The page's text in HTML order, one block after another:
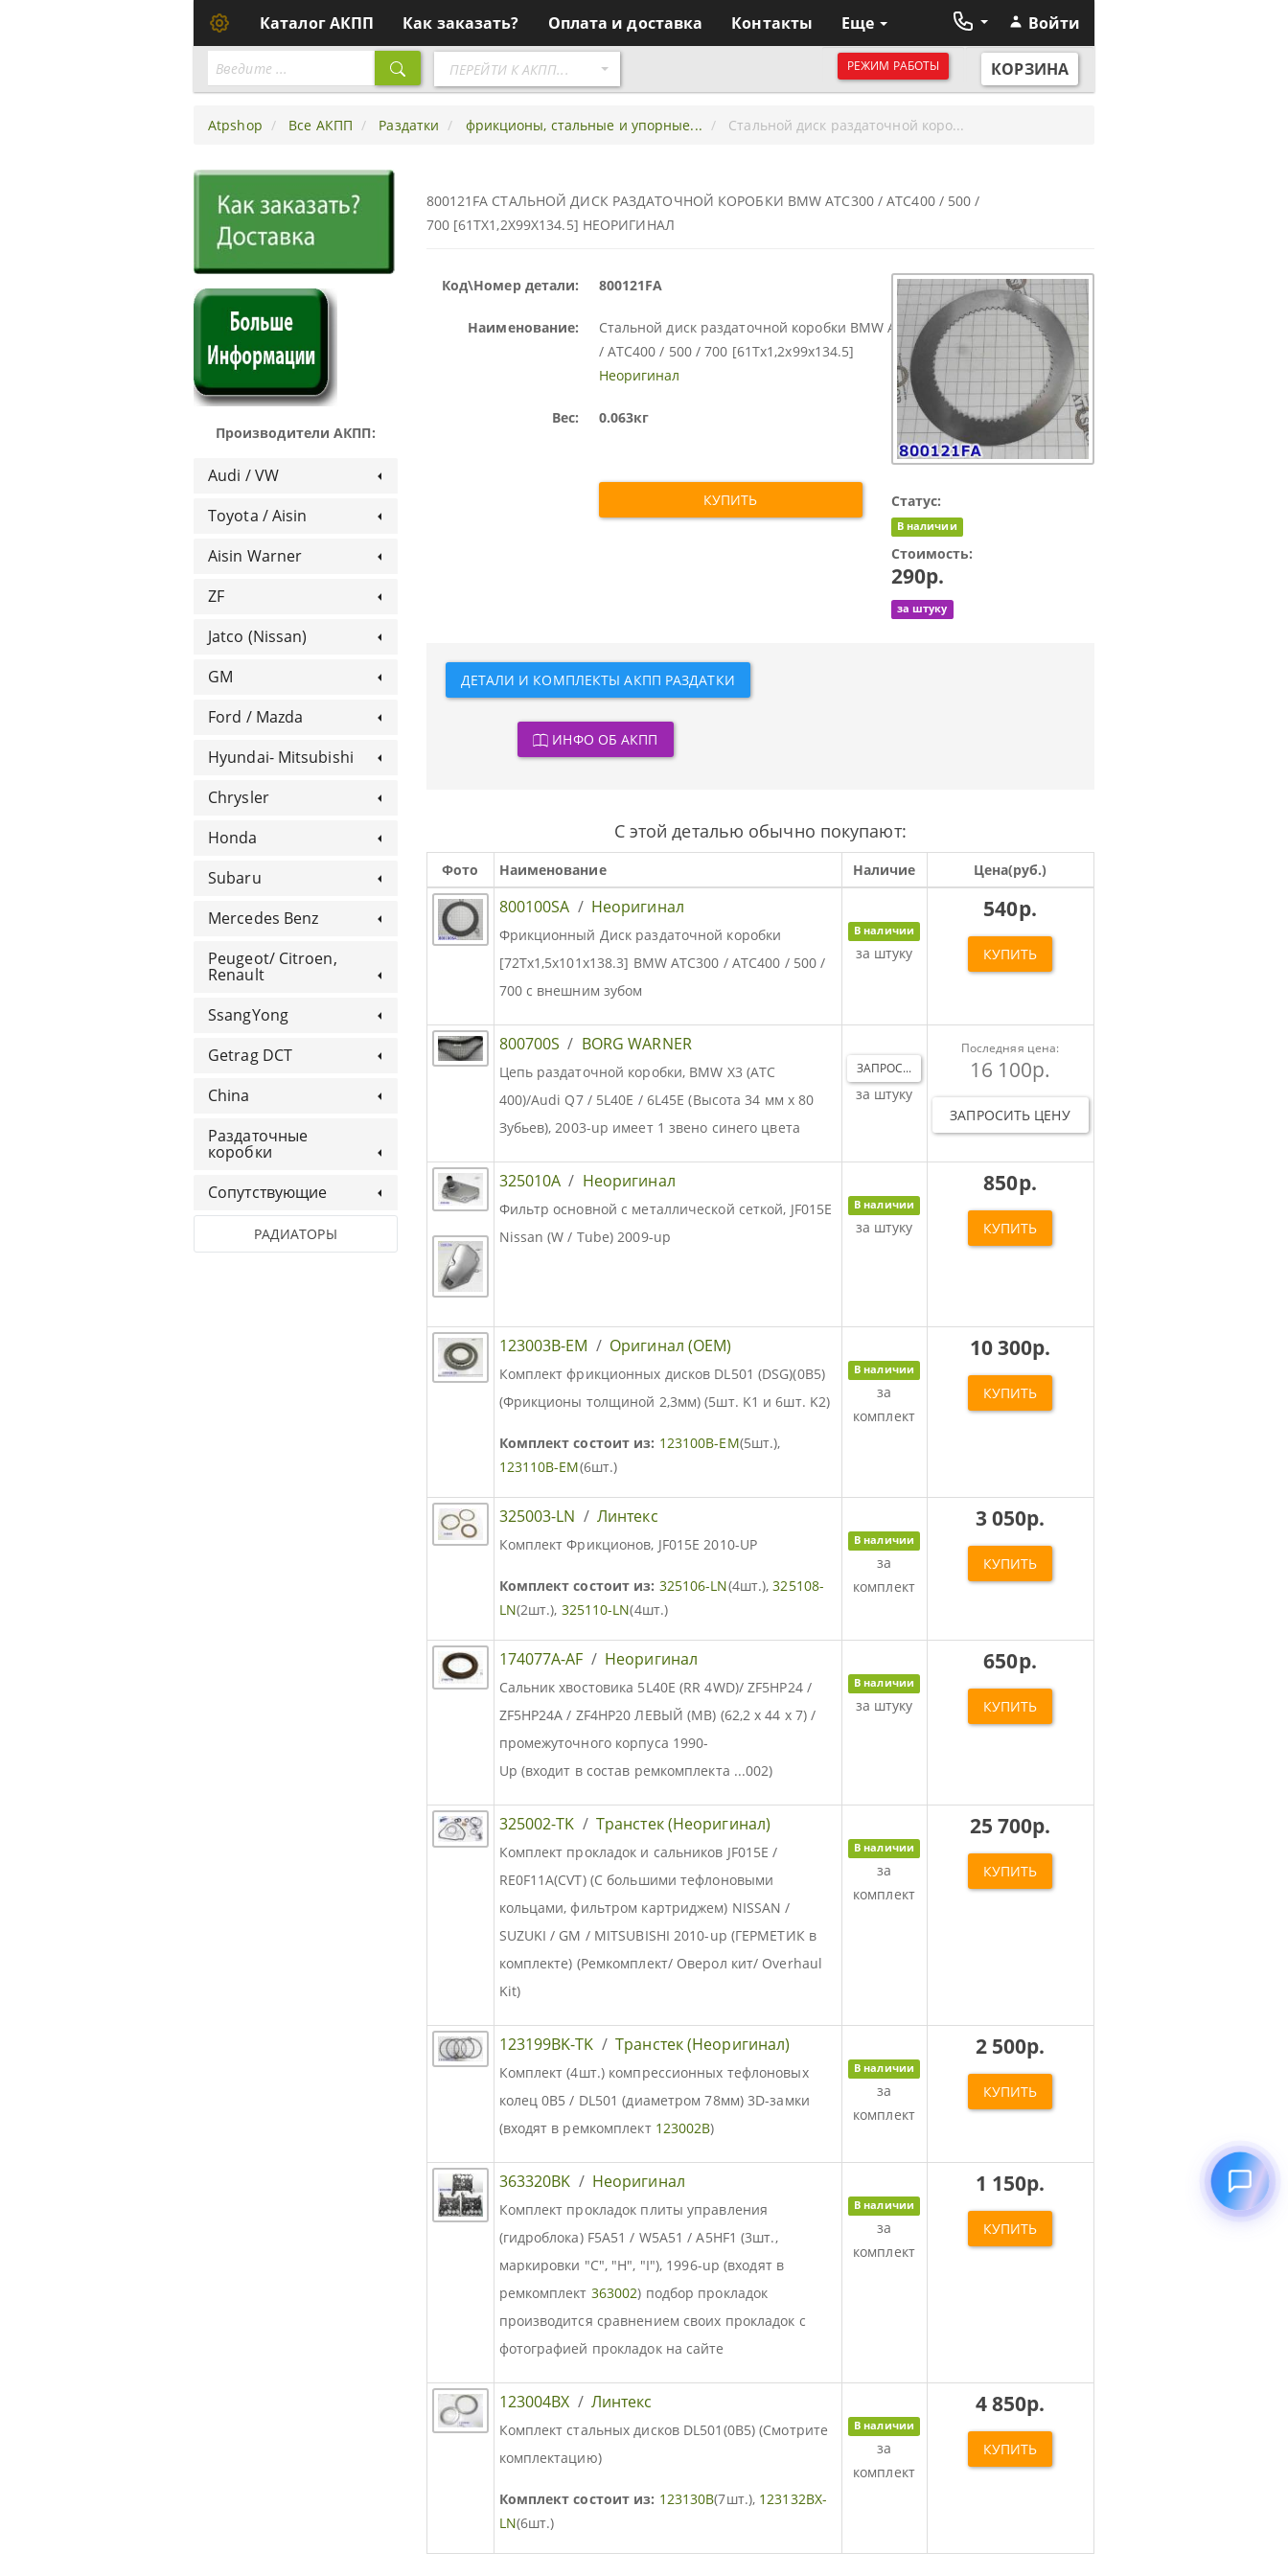
Каталог АКПП Как заказать? Оплата и доставка Контакты Еще Войти
Перейти
к
ПЕРЕЙТИ К АКПП... РЕЖИМ РАБОТЫ КОРЗИНА
Atpshop Все АКПП Раздатки фрикционы, стальные и упорные... Стальной диск раздаточной коро...
Производители АКПП:
Audi / VW
Toyota / Aisin
Aisin Warner
ZF
Jatco (Nissan)
GM
Ford / Mazda
Hyundai- Mitsubishi
Chrysler
Honda
Subaru
Mercedes Benz
Peugeot/ Citroen,
Renault
SsangYong
Getrag DCT
China
Раздаточные
коробки
Сопутствующие
РАДИАТОРЫ
800121FA СТАЛЬНОЙ ДИСК РАЗДАТОЧНОЙ КОРОБКИ BMW ATC300 / ATC400 / 500 /
700 [61TX1,2X99X134.5] НЕОРИГИНАЛ
Код\Номер детали: 800121FA
Наименование:
Стальной диск раздаточной коробки BMW ATC300
/ ATC400 / 500 / 700 [61Tx1,2x99x134.5]
Неоригинал
Вес: 0.063кг
КУПИТЬ Статус:
В наличии
Стоимость:
290р.
за штуку
ДЕТАЛИ И КОМПЛЕКТЫ АКПП РАЗДАТКИ
ИНФО ОБ АКПП
С этой деталью обычно покупают:
Фото Наименование Наличие Цена(руб.)
800100SA / Неоригинал
Фрикционный Диск раздаточной коробки
[72Tx1,5x101x138.3] BMW ATC300 / ATC400 / 500 /
700 с внешним зубом
В наличии
за штуку
540р.
КУПИТЬ
800700S / BORG WARNER
Цепь раздаточной коробки, BMW X3 (ATC
400)/Audi Q7 / 5L40E / 6L45E (Высота 34 мм x 80
Зубьев), 2003-up имеет 1 звено синего цвета
ЗАПРОС...
за штуку
Последняя цена:
16 100р.
ЗАПРОСИТЬ ЦЕНУ
325010A / Неоригинал
Фильтр основной с металлической сеткой, JF015E
Nissan (W / Tube) 2009-up
В наличии
за штуку
850р.
КУПИТЬ
123003B-EM / Оригинал (OEM)
Комплект фрикционных дисков DL501 (DSG)(0B5)
(Фрикционы толщиной 2,3мм) (5шт. K1 и 6шт. K2)
Комплект состоит из: 123100B-EM(5шт.),
123110B-EM(6шт.)
В наличии
за
комплект
10 300р.
КУПИТЬ
325003-LN / Линтекс
Комплект Фрикционов, JF015E 2010-UP
Комплект состоит из: 325106-LN(4шт.),325108-
LN(2шт.), 325110-LN(4шт.)
В наличии
за
комплект
3 050р.
КУПИТЬ
174077A-AF / Неоригинал
Сальник хвостовика 5L40E (RR 4WD)/ ZF5HP24 /
ZF5HP24A / ZF4HP20 ЛЕВЫЙ (MB) (62,2 х 44 х 7) /
промежуточного корпуса 1990-
Up (входит в состав ремкомплекта ...002)
В наличии
за штуку
650р.
КУПИТЬ
325002-TK / Транстек (Неоригинал)
Комплект прокладок и сальников JF015E /
RE0F11A(CVT) (С большими тефлоновыми
кольцами, фильтром картриджем) NISSAN /
SUZUKI / GM / MITSUBISHI 2010-up (ГЕРМЕТИК в
комплекте) (Ремкомплект/ Оверол кит/ Overhaul
Kit)
В наличии
за
комплект
25 700р.
КУПИТЬ
123199BK-TK /Транстек (Неоригинал)
Комплект (4шт.) компрессионных тефлоновых
колец 0B5 / DL501 (диаметром 78мм) 3D-замки
(входят в ремкомплект 123002B)
В наличии
за
комплект
2 500р.
КУПИТЬ
363320BK / Неоригинал
Комплект прокладок плиты управления
(гидроблока) F5A51 / W5A51 / A5HF1 (3шт.,
маркировки "C", "H", "I"), 1996-up (входят в
ремкомплект 363002) подбор прокладок
производится сравнением своих прокладок с
фотографией прокладок на сайте
В наличии
за
комплект
1 150р.
КУПИТЬ
123004BX / Линтекс
Комплект стальных дисков DL501(0B5) (Смотрите
комплектацию)
Комплект состоит из: 123130B(7шт.), 123132BX-
LN(6шт.)
В наличии
за
комплект
4 850р.
КУПИТЬ